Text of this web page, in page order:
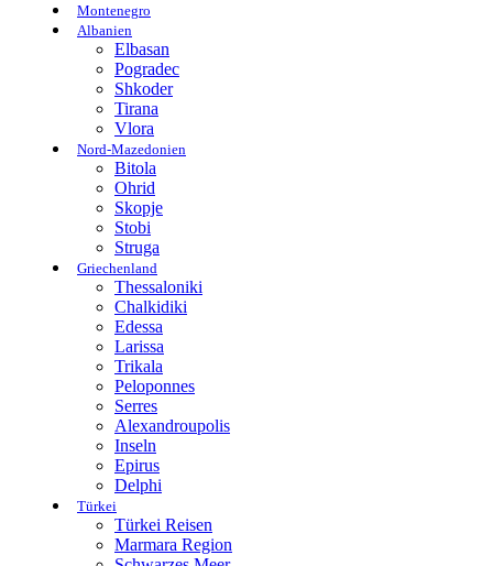
Montenegro
Albanien
Elbasan
Pogradec
Shkoder
Tirana
Vlora
Nord-Mazedonien
Bitola
Ohrid
Skopje
Stobi
Struga
Griechenland
Thessaloniki
Chalkidiki
Edessa
Larissa
Trikala
Peloponnes
Serres
Alexandroupolis
Inseln
Epirus
Delphi
Türkei
Türkei Reisen
Marmara Region